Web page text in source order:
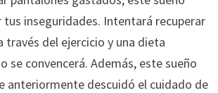
tus inseguridades. Intentará recuperar
través del ejercicio y una dieta
se convencerá. Además, este sueño
anteriormente descuidó el cuidado de